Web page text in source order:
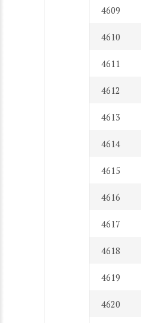
4609
4610
4611
4612
4613
4614
4615
4616
4617
4618
4619
4620